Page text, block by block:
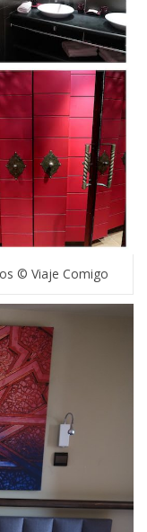
© Viaje Comigo